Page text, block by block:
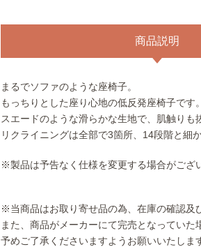
商品説明
まるでソファのような座椅子。
もっちりとした座り心地の低反発座椅子です。
スエードのような滑らかな生地で、肌触りも
リクライニングは全部で3箇所、14段階と細
※製品は予告なく仕様を変更する場合がござ
※当商品はお取り寄せ品の為、在庫の確認及
また、商品がメーカーにて完売となっていた
予めご了承くださいますようお願いいたしま